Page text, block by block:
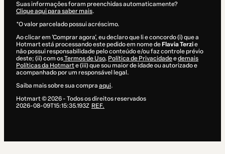
Suas informações foram preenchidas automaticamente?
Clique aqui para saber mais.
*O valor parcelado possui acréscimo.
Ao clicar em 'Comprar agora', eu declaro que li e concordo (i) que a
Hotmart está processando este pedido em nome de Flavia Terzie
não possui responsabilidade pelo conteúdo e/ou faz controle prévio
deste; (ii) com osTermos de Uso, Política de Privacidadeedemais
Políticas da Hotmarte (iii) que sou maior de idade ou autorizado e
acompanhado por um responsável legal.
Saiba mais sobre sua compra aqui.
Hotmart ©2026- Todos os direitos reservados
2026-08-09T15:15:35.193Z REF.